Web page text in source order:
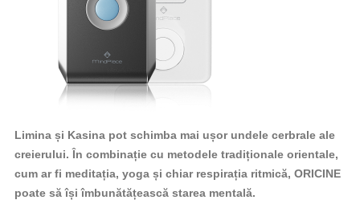
Limina și Kasina pot schimba mai ușor undele cerbrale ale
creierului. În combinație cu metodele tradiționale orientale,
cum ar fi meditația, yoga și chiar respirația ritmică, ORICINE
poate să își îmbunătățească starea mentală.